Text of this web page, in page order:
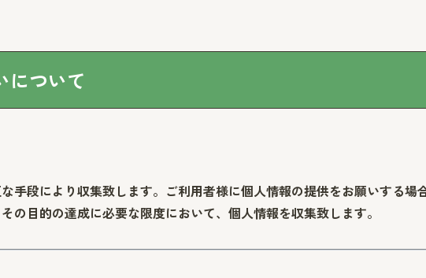
について
手段により収集致します。ご利用者様に個人情報の提供をお願いする場
の目的の達成に必要な限度において、個人情報を収集致します。